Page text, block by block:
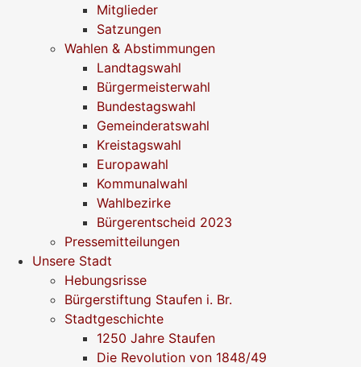
Mitglieder
Satzungen
Wahlen & Abstimmungen
Landtagswahl
Bürgermeisterwahl
Bundestagswahl
Gemeinderatswahl
Kreistagswahl
Europawahl
Kommunalwahl
Wahlbezirke
Bürgerentscheid 2023
Pressemitteilungen
Unsere Stadt
Hebungsrisse
Bürgerstiftung Staufen i. Br.
Stadtgeschichte
1250 Jahre Staufen
Die Revolution von 1848/49